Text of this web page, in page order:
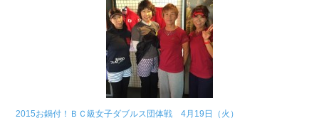
2015お鍋付！ＢＣ級女子ダブルス団体戦 4月19日（火）